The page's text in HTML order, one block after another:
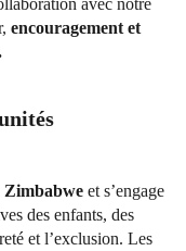
encouragement et
Zimbabwe et s’engage
des enfants, des
et l’exclusion. Les